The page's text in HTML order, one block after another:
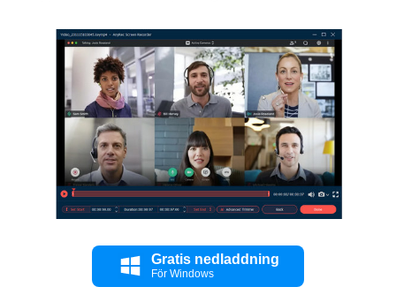
Gratis nedladdning
För Windows